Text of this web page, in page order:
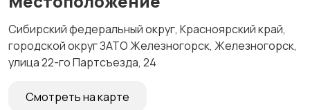
Сибирский федеральный округ, Красноярский край,
городской округ ЗАТО Железногорск, Железногорск,
улица 22-го Партсъезда, 24
Смотреть на карте